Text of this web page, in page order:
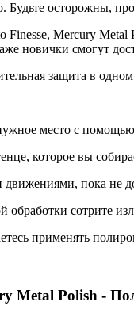
Будьте осторожны,
Mercury Metal
новички смогут
защита в
место с
которое вы
пока не
обработки сотрите
применять
Metal Polish -